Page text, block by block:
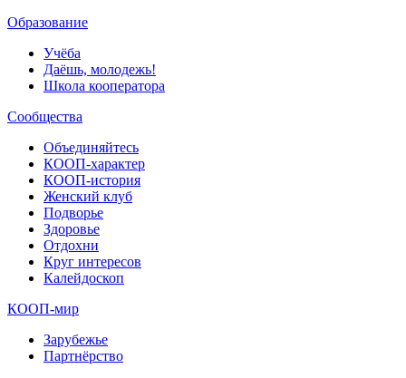
Образование
Учёба
Даёшь, молодежь!
Школа кооператора
Сообщества
Объединяйтесь
КООП-характер
КООП-история
Женский клуб
Подворье
Здоровье
Отдохни
Круг интересов
Калейдоскоп
КООП-мир
Зарубежье
Партнёрство